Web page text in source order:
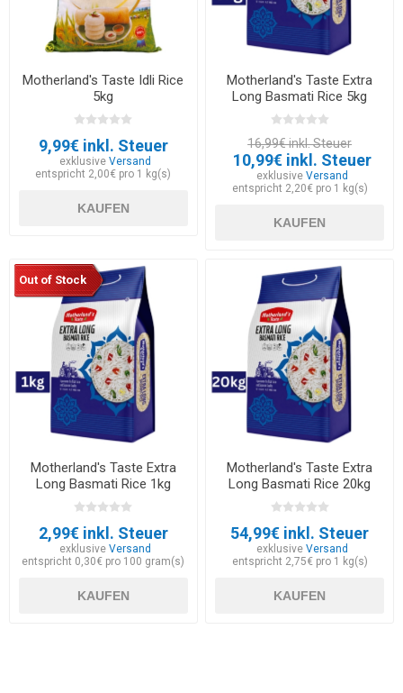
Motherland's Taste Idli Rice
5kg
9,99€ inkl. Steuer
exklusiveVersand
entspricht 2,00€ pro 1 kg(s)
KAUFEN
Motherland's Taste Extra
Long Basmati Rice 5kg
16,99€ inkl. Steuer
10,99€ inkl. Steuer
exklusive Versand
entspricht 2,20€ pro 1 kg(s)
KAUFEN
Out of Stock
Motherland's Taste Extra
Long Basmati Rice 1kg
2,99€ inkl. Steuer
exklusiveVersand
entspricht 0,30€ pro 100 gram(s)
KAUFEN
Motherland's Taste Extra
Long Basmati Rice 20kg
54,99€ inkl. Steuer
exklusive Versand
entspricht 2,75€ pro 1 kg(s)
KAUFEN